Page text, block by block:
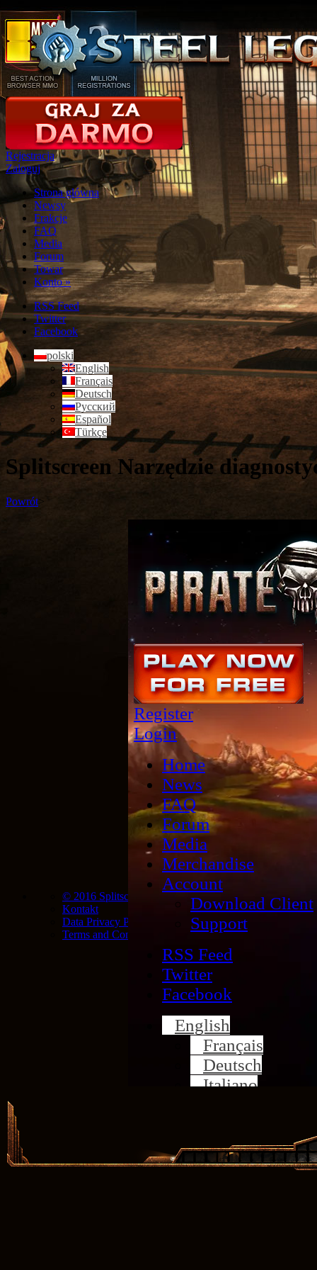
Rejestracja
Zaloguj
Strona glówna
Newsy
Frakcje
FAQ
Media
Forum
Towar
Konto»
RSS Feed
Twitter
Facebook
polski
English
Français
Deutsch
Русский
Español
Türkçe
Splitscreen Narzędzie
Powrót>
© 2016 Splitscreen Studios
Kontakt
Data Privacy Policy
Terms and Conditions